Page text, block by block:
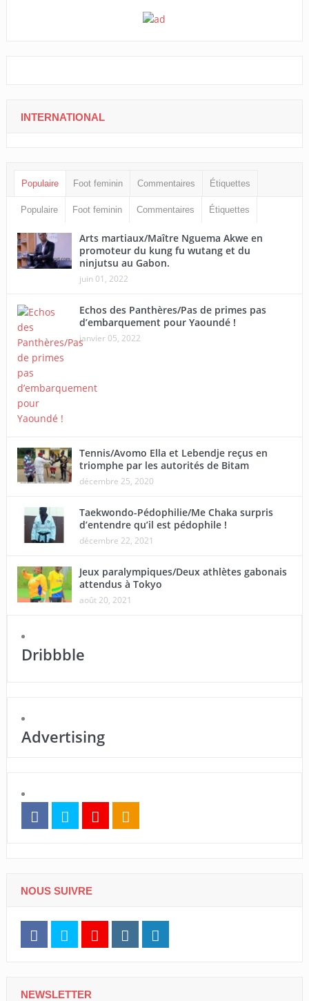
INTERNATIONAL
Populaire Foot feminin Commentaires Étiquettes
Populaire Foot feminin Commentaires Étiquettes
Arts martiaux/Maître Nguema Akwe en
promoteur du kung fu wutang et du
ninjutsu au Gabon.
juin 01, 2022
Echos des Panthères/Pas de primes pas
d’embarquement pour Yaoundé !
janvier 05, 2022
Tennis/Avomo Ella et Lebendje reçus en
triomphe par les autorités de Bitam
décembre 25, 2020
Taekwondo-Pédophilie/Me Chaka surpris
d’entendre qu’il est pédophile !
décembre 22, 2021
Jeux paralympiques/Deux athlètes gabonais
attendus à Tokyo
août 20, 2021
Dribbble
Advertising
NOUS SUIVRE
NEWSLETTER